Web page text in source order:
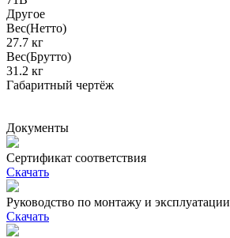
Другое
Вес(Нетто)
27.7 кг
Вес(Брутто)
31.2 кг
Габаритный чертёж
Документы
Сертификат соответствия
Скачать
Руководство по монтажу и эксплуатации
Скачать